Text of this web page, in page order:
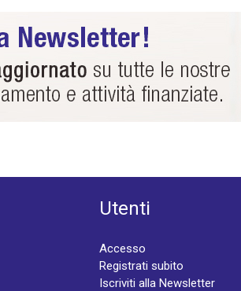
Utenti
Accesso
Registrati subito
Iscriviti alla Newsletter